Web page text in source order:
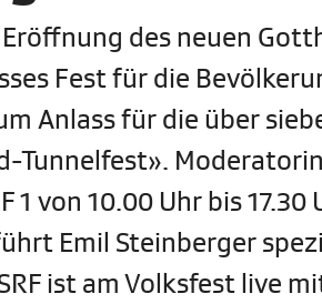
des neuen
Fest für die
Anlass für die über
Tunnelfest».
1 von 10.00 Uhr bis
Emil Steinberger
ist am Volksfest live